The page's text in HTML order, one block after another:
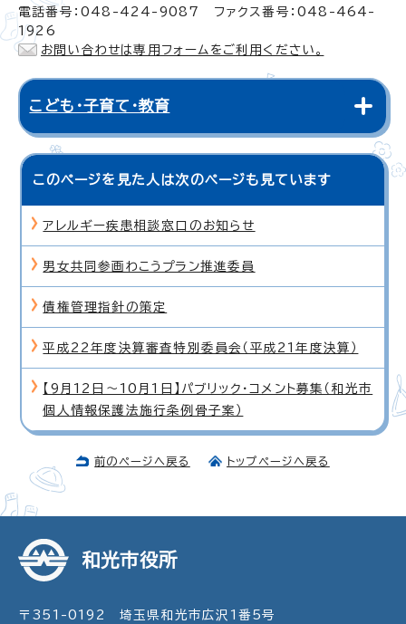
電話番号：048-424-9087 ファクス番号：048-464-
1926
お問い合わせは専用フォームをご利用ください。
こども・子育て・教育
このページを見た人は次のページも見ています
アレルギー疾患相談窓口のお知らせ
男女共同参画わこうプラン推進委員
債権管理指針の策定
平成22年度決算審査特別委員会（平成21年度決算）
【9月12日〜10月1日】パブリック・コメント募集（和光市
個人情報保護法施行条例骨子案）
前のページへ戻る トップページへ戻る
和光市役所
〒351-0192 埼玉県和光市広沢1番5号